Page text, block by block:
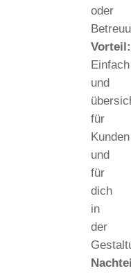
oder
Vorteil:
Einfach
und
für
Kunden
und
für
dich
in
der